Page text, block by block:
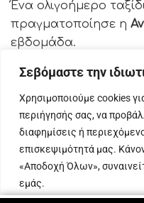
Σεβόμαστε την
Χρησιμοποιούμε cookies
περιήγησής σας, να
διαφημίσεις ή
επισκεψιμότητά μας.
«Αποδοχή Όλων»,
εμάς.
Ένα ολιγοήμερο
πραγματοποίησε η
εβδομάδα.